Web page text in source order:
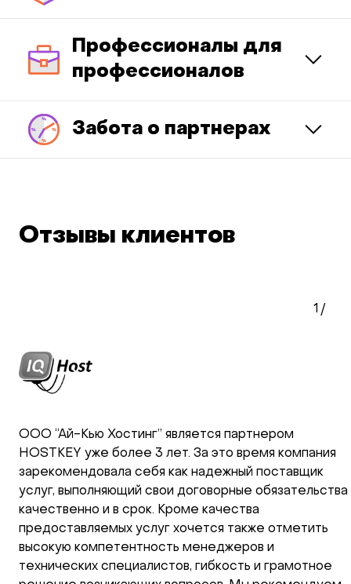
Профессионалы для
профессионалов
Забота о партнерах
Отзывы клиентов
ООО “Ай-Кью Хостинг” является партнером
HOSTKEY уже более 3 лет. За это время компания
зарекомендовала себя как надежный поставщик
услуг, выполняющий свои договорные обязательства
качественно и в срок. Кроме качества
предоставляемых услуг хочется также отметить
высокую компетентность менеджеров и
технических специалистов, гибкость и грамотное
1 /